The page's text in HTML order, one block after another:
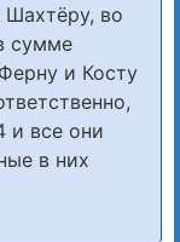
во
сумме
и Косту
и все они
в них